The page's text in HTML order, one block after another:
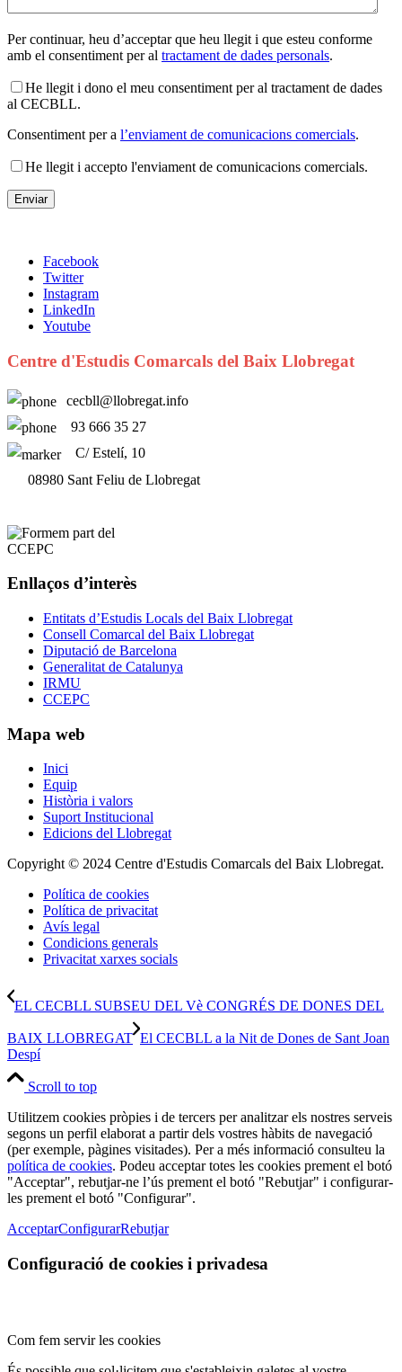
Per continuar, heu d’acceptar que heu llegit i que esteu conforme
amb el consentiment per al tractament de dades personals.
He llegit i dono el meu consentiment per al tractament de dades
al CECBLL.
Consentiment per a l’enviament de comunicacions comercials.
He llegit i accepto l'enviament de comunicacions comercials.
Facebook
Twitter
Instagram
LinkedIn
Youtube
Centre d'Estudis Comarcals del Baix Llobregat
cecbll@llobregat.info
93 666 35 27
C/ Estelí, 10
08980 Sant Feliu de Llobregat
Enllaços d’interès
Entitats d’Estudis Locals del Baix Llobregat
Consell Comarcal del Baix Llobregat
Diputació de Barcelona
Generalitat de Catalunya
IRMU
CCEPC
Mapa web
Inici
Equip
Història i valors
Suport Institucional
Edicions del Llobregat
Copyright © 2024 Centre d'Estudis Comarcals del Baix Llobregat.
Política de cookies
Política de privacitat
Avís legal
Condicions generals
Privacitat xarxes socials
EL CECBLL SUBSEU DEL Vè CONGRÉS DE DONES DEL
BAIX LLOBREGAT El CECBLL a la Nit de Dones de Sant Joan
Despí
Scroll to top
Utilitzem cookies pròpies i de tercers per analitzar els nostres serveis
segons un perfil elaborat a partir dels vostres hàbits de navegació
(per exemple, pàgines visitades). Per a més informació consulteu la
política de cookies. Podeu acceptar totes les cookies prement el botó
"Acceptar", rebutjar-ne l’ús prement el botó "Rebutjar" i configurar-
les prement el botó "Configurar".
AcceptarConfigurarRebutjar
Configuració de cookies i privadesa
Com fem servir les cookies